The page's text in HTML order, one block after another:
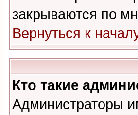
закрываются по
Вернуться к
Кто такие
Администраторы